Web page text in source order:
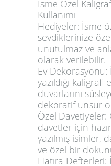
İsme Özel
Kullanımı
Hediyeler: İsme
sevdiklerinize
unutulmaz ve
olarak verilebilir.
Ev Dekorasyonu:
yazıldığı
duvarlarını
dekoratif unsur
Özel Davetiyeler:
davetler için
yazılmış isimler,
ve özel bir
Hatıra Defterleri: